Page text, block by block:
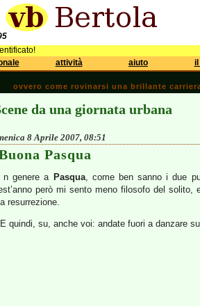
attività aiuto il
ovvero come rovinarsi una brillante
da una giornata urbana
8 Aprile 2007, 08:51
Pasqua
n genere a Pasqua, come ben sanno i due
però mi sento meno filosofo del
resurrezione.
E quindi, su, anche voi: andate fuori a danzare